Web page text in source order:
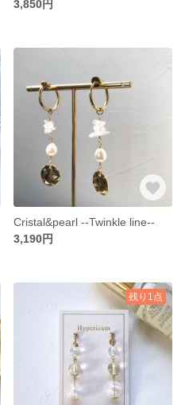
3,850円
Cristal&pearl --Twinkle line--
3,190円
残り1点